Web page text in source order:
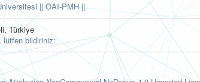
||OAI-PMH ||
Türkiye
lütfen bildiriniz: